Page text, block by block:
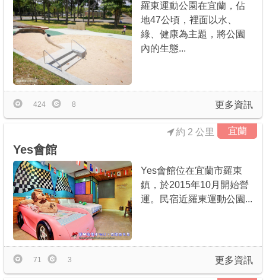
羅東運動公園在宜蘭，佔
地47公頃，裡面以水、
綠、健康為主題，將公園
內的生態...
更多資訊
424 8
宜蘭
Yes會館
約 2 公里
Yes會館位在宜蘭市羅東
鎮，於2015年10月開始營
運。民宿近羅東運動公園...
更多資訊
71 3